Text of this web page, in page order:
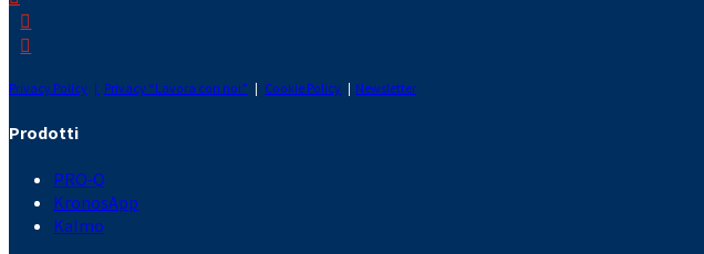
Privacy Policy | Privacy “Lavora con noi” | Cookie Policy | Newsletter
Prodotti
PRO-Q
KronosApp
Kalmo